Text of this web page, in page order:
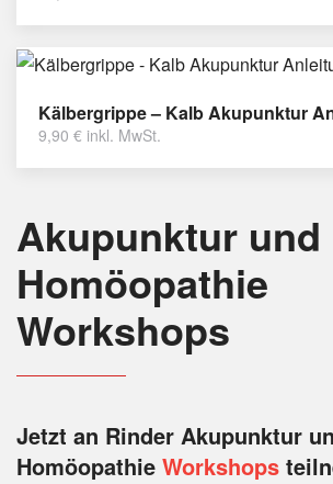
Kälbergrippe – Kalb Akupunktur
9,90 € inkl. MwSt.
Akupunktur und
Homöopathie
Workshops
Jetzt an Rinder Akupunktur
Homöopathie Workshops